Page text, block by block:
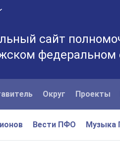
сайт
федеральном
Округ Проекты
Вести ПФО Музыка